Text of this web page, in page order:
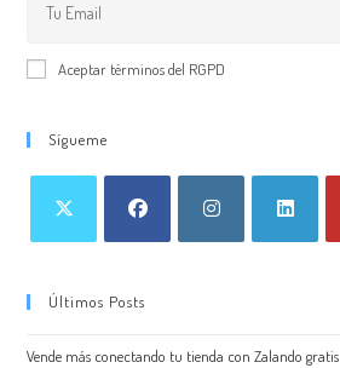
Aceptar términos del RGPD
Sígueme
Últimos Posts
Vende más conectando tu tienda con Zalando gratis